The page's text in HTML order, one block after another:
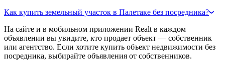
Как купить земельный участок в Палетаке без посредника?
На сайте и в мобильном приложении Realt в каждом
объявлении вы увидите, кто продает объект — собственник
или агентство. Если хотите купить объект недвижимости без
посредника, выбирайте объявления от собственников.